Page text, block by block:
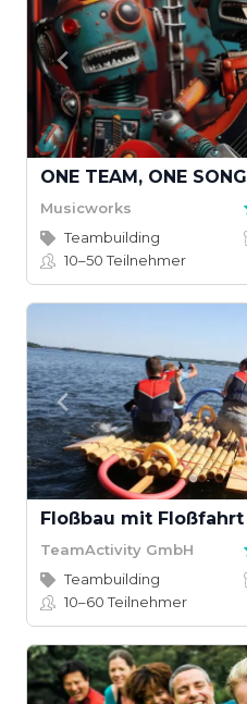
Musicworks
Teambuilding
10–50Teilnehmer
Floßbau mit
TeamActivity GmbH
Teambuilding
10–60Teilnehmer